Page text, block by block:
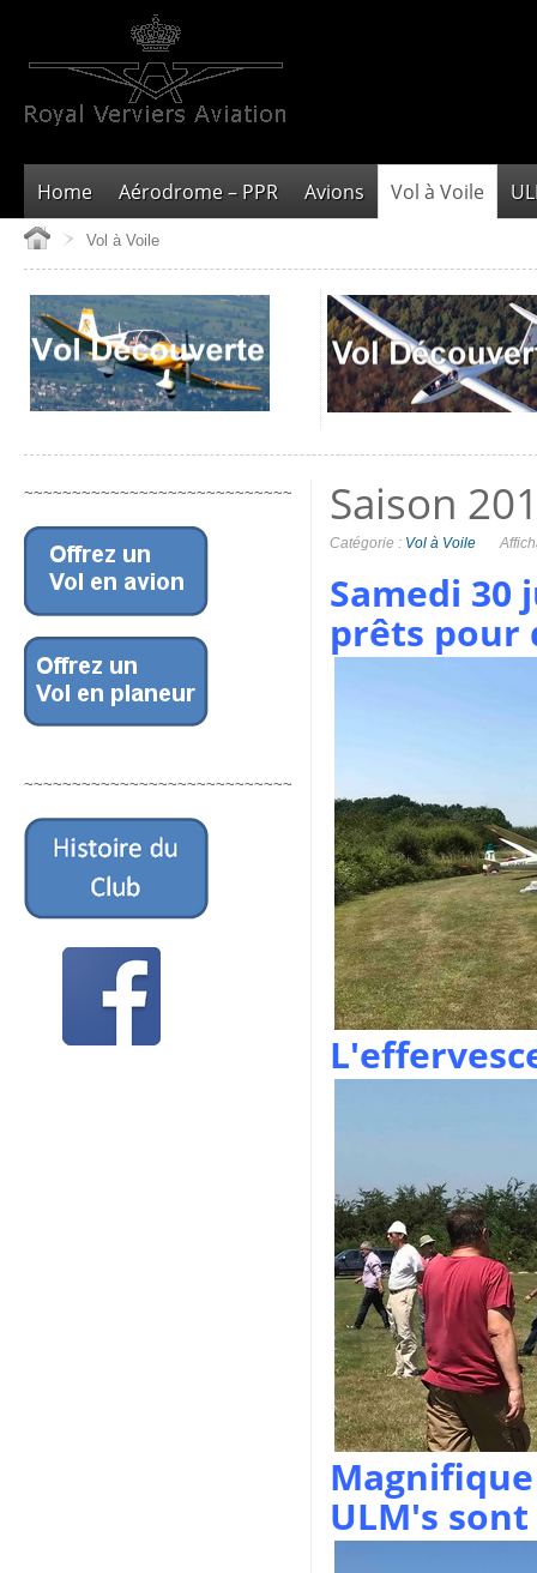
Home Aérodrome – PPR Avions Vol à Voile
Vol à Voile
Saison
Catégorie : Vol à Voile
Samedi 30
prêts pour
ULM's
~~~~~~~~~~~~~~~~~~~~~~~~~~~~
~~~~~~~~~~~~~~~~~~~~~~~~~~~~